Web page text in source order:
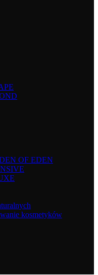
OF EDEN
kosmetyków